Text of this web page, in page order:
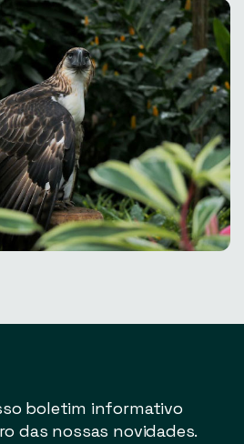
boletim informativo
das nossas novidades.